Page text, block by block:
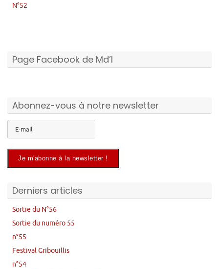
N°52
Page Facebook de Md’I
Abonnez-vous à notre newsletter
Derniers articles
Sortie du N°56
Sortie du numéro 55
n°55
Festival Gribouillis
n°54